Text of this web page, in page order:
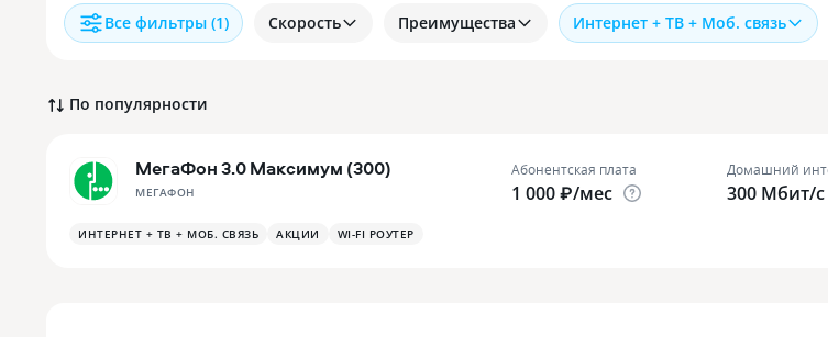
Все фильтры (1) Скорость Преимущества Интернет + ТВ + Моб. связь
По популярности
МегаФон 3.0 Максимум (300)
МЕГАФОН
Абонентская плата
1 000 ₽/мес
Домашний
300 Мбит/с
ИНТЕРНЕТ + ТВ + МОБ. СВЯЗЬ АКЦИИ WI-FI РОУТЕР